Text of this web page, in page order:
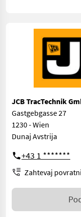
JCB TracTechnik
Gastgebgasse 27
1230 - Wien
Dunaj Avstrija
+43 1 *******
Zahtevaj